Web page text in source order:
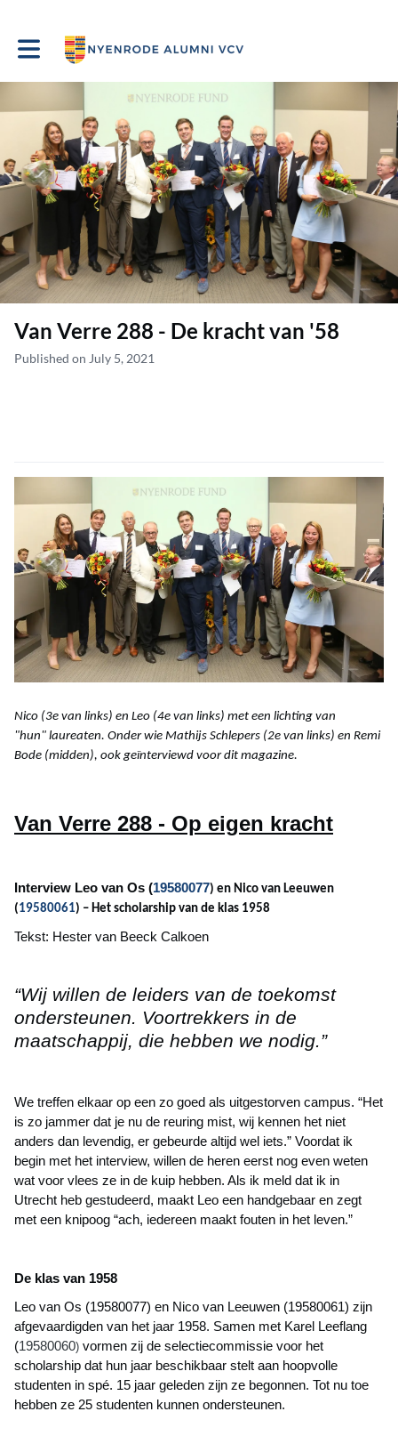
Toggle main navigation
Van Verre 288 - De kracht van '58
Published on July 5, 2021
Nico (3e van links) en Leo (4e van links) met een lichting van
"hun" laureaten. Onder wie Mathijs Schlepers (2e van links) en Remi
Bode (midden), ook geïnterviewd voor dit magazine.
Van Verre 288 - Op eigen kracht
Interview Leo van Os (19580077) en Nico van Leeuwen
(19580061) – Het scholarship van de klas 1958
Tekst: Hester van Beeck Calkoen
“Wij willen de leiders van de toekomst
ondersteunen. Voortrekkers in de
maatschappij, die hebben we nodig.”
We treffen elkaar op een zo goed als uitgestorven campus. “Het
is zo jammer dat je nu de reuring mist, wij kennen het niet
anders dan levendig, er gebeurde altijd wel iets.” Voordat ik
begin met het interview, willen de heren eerst nog even weten
wat voor vlees ze in de kuip hebben. Als ik meld dat ik in
Utrecht heb gestudeerd, maakt Leo een handgebaar en zegt
met een knipoog “ach, iedereen maakt fouten in het leven.”
De klas van 1958
Leo van Os (19580077) en Nico van Leeuwen (19580061) zijn
afgevaardigden van het jaar 1958. Samen met Karel Leeflang
(19580060) vormen zij de selectiecommissie voor het
scholarship dat hun jaar beschikbaar stelt aan hoopvolle
studenten in spé. 15 jaar geleden zijn ze begonnen. Tot nu toe
hebben ze 25 studenten kunnen ondersteunen.